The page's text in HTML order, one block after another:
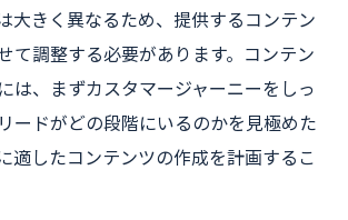
大きく異なるため、提供するコンテン
て調整する必要があります。コンテン
は、まずカスタマージャーニーをしっ
ードがどの段階にいるのかを見極めた
適したコンテンツの作成を計画するこ